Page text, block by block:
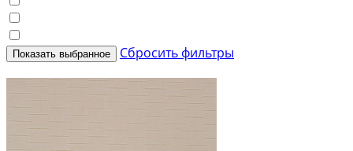
Показать выбранное Сбросить фильтры